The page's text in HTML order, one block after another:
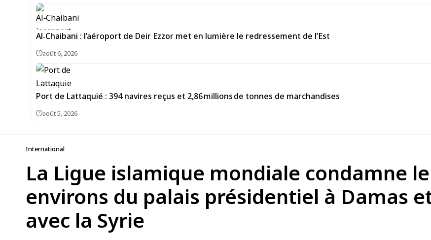
Al‑Chaibani : l’aéroport de Deir Ezzor met en lumière le redressement de l’Est
août 6, 2026
Port de Lattaquié : 394 navires reçus et 2,86 millions de tonnes de marchandises
août 5, 2026
International
La Ligue islamique mondiale condamne
environs du palais présidentiel à Damas
avec la Syrie